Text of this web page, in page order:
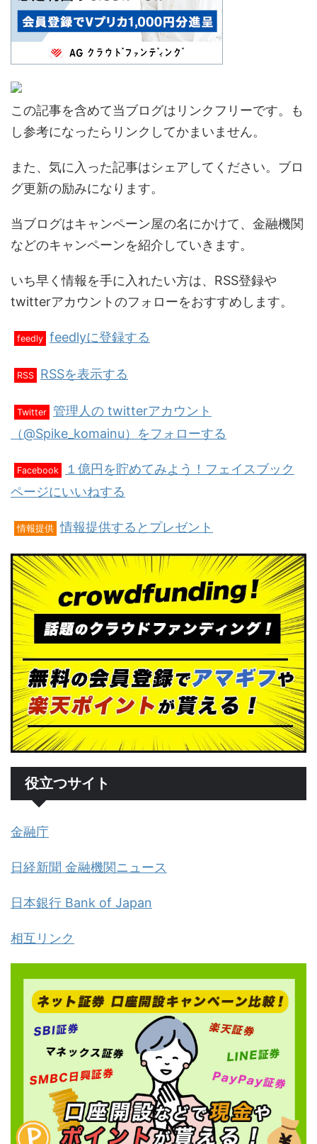
この記事を含めて当ブログはリンクフリーです。も
し参考になったらリンクしてかまいません。
また、気に入った記事はシェアしてください。ブロ
グ更新の励みになります。
当ブログはキャンペーン屋の名にかけて、金融機関
などのキャンペーンを紹介していきます。
いち早く情報を手に入れたい方は、RSS登録や
twitterアカウントのフォローをおすすめします。
feedly feedlyに登録する
RSS RSSを表示する
Twitter 管理人の twitterアカウント
（@Spike_komainu）をフォローする
Facebook
１億円を貯めてみよう！フェイスブック
ページにいいねする
情報提供 情報提供するとプレゼント
役立つサイト
金融庁
日経新聞 金融機関ニュース
日本銀行 Bank of Japan
相互リンク